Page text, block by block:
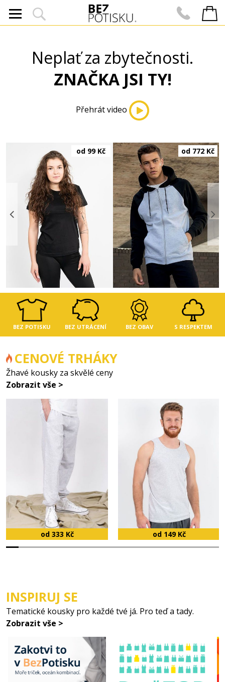
Neplať za zbytečnosti.
ZNAČKA JSI TY!
Přehrát video
od 99 Kč od 772 Kč
BEZ POTISKU BEZ UTRÁCENÍ BEZ OBAV S RESPEKTEM
CENOVÉ TRHÁKY
Žhavé kousky za skvělé ceny
Zobrazit vše >
od 333 Kč od 149 Kč
INSPIRUJ SE
Tematické kousky pro každé tvé já. Pro teď a tady.
Zobrazit vše >